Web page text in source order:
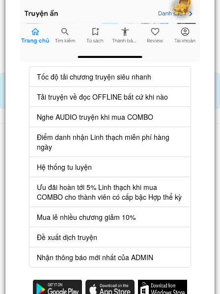
Trước Sau
Tải APP đọc truyện OFFLINE và nghe AUDIO khi mua combo.
Điểm danh hàng ngày nhận Lịch Thạch
Danh sách
Truyện mới
Truyện Hot
Truyện Full
Thao tác
Đăng ký tài khoản
Tốc độ tải chương truyện siêu nhanh
Tải truyện về đọc OFFLINE bất cứ khi nào
Nghe AUDIO truyện khi mua COMBO
Điểm danh nhận Linh thạch miễn phí hàng
ngày
Hệ thống tu luyện
Ưu đãi hoàn tới 5% Linh thạch khi mua
COMBO cho thành viên có cấp bậc Hợp thể kỳ
Mua lẻ nhiều chương giảm 10%
Đề xuất dịch truyện
Nhận thông báo mới nhất của ADMIN